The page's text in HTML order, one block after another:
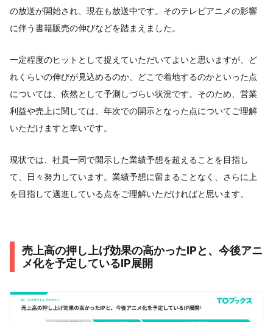
の放送が開始され、現在も放送中です。そのテレビアニメの影響
に伴う書籍販売の伸びなどを踏まえました。
一定程度のヒットとして捉えていただいてよいと思いますが、ど
れくらいの伸びが見込めるのか、どこで着地するのかといった点
については、依然として予測しづらい状況です。そのため、営業
利益や売上に関しては、年次での開示となった点についてご理解
いただけますと幸いです。
現状では、社員一同で開示した業績予想を超えることを目指し
て、日々努力しています。業績予想に留まることなく、さらに上
を目指して邁進している点をご理解いただければと思います。
売上高の押し上げ効果の高かったIPと、今後アニ
メ化を予定しているIP展開